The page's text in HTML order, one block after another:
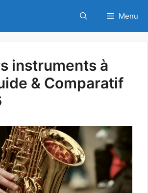
Menu
instruments à
& Comparatif
!